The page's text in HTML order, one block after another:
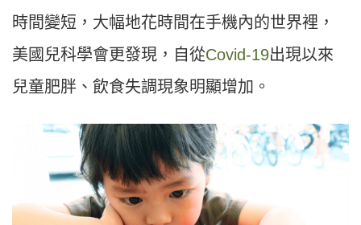
時間變短，大幅地花時間在手機內的世界裡，
美國兒科學會更發現，自從Covid-19出現以來
兒童肥胖、飲食失調現象明顯增加。